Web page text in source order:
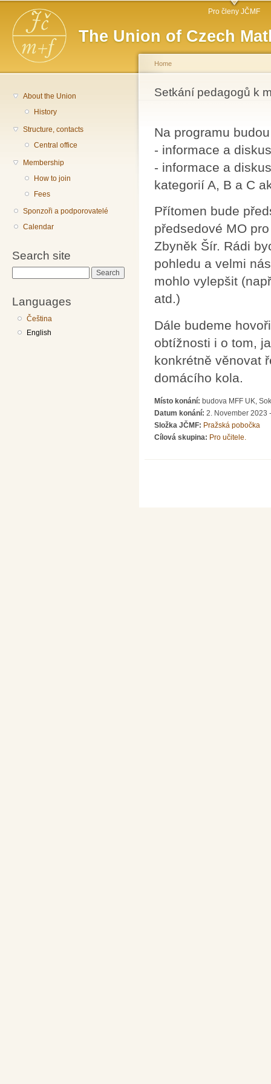
The Union of Czech
Main menu Pro členy JČMF
About the Union
History
Structure, contacts
Central office
Membership
How to join
Fees
Sponzoři a podporovatelé
Calendar
Search site
Languages
Čeština
English
You are here
Home
Setkání pedagogů k
Na programu
- informace a
- informace a
kategorií A, B a C
Přítomen bude
předsedové MO
Zbyněk Šír. Rádi
pohledu a velmi
mohlo vylepšit
atd.)
Dále budeme
obtížnosti i o tom,
konkrétně věnovat
domácího kola.
Místo konání: budova MFF UK,
Datum konání: 2. November 2023
Složka JČMF: Pražská pobočka
Cílová skupina: Pro učitele.